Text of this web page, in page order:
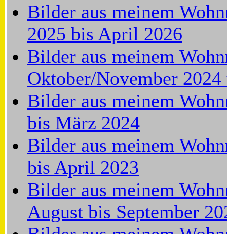
Bilder aus meinem
2025 bis April 2026
Bilder aus meinem
Oktober/November
Bilder aus meinem
bis März 2024
Bilder aus meinem
bis April 2023
Bilder aus meinem
August bis September